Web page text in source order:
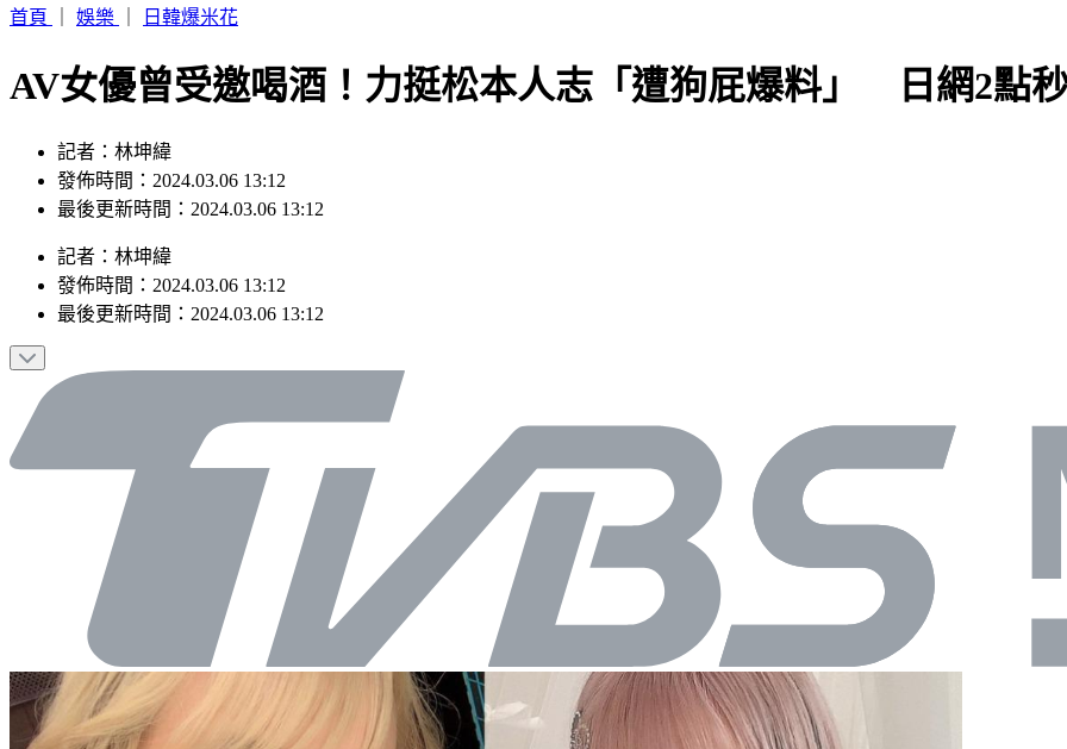
首頁
娛樂 日韓爆米花
AV女優曾受邀喝酒！力挺松本人志「遭狗屁爆料」 日網2點
記者：林坤緯
發佈時間：2024.03.06 13:12
最後更新時間：2024.03.06 13:12
記者 ： 林坤緯
發佈時間： 2024.03.06 13:12
最後更新時間： 2024.03.06 13:12